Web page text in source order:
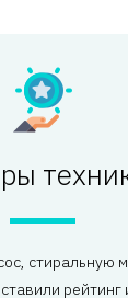
стиральную
рейтинг